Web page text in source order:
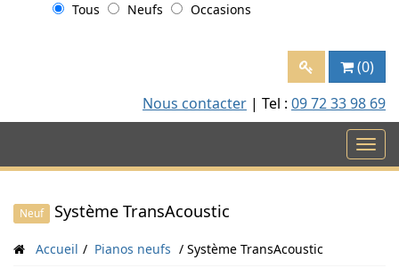
Tous
Neufs Occasions
(0)
Nous contacter | Tel : 09 72 33 98 69
Neuf Système TransAcoustic
Accueil Pianos neufs Système TransAcoustic